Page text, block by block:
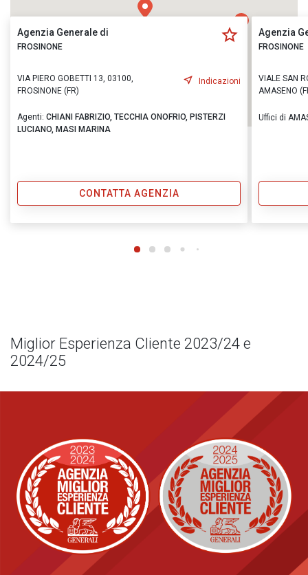
Agenzia Generale di
FROSINONE
VIA PIERO GOBETTI 13, 03100,
FROSINONE (FR)
Indicazioni
Agenti: CHIANI FABRIZIO, TECCHIA ONOFRIO, PISTERZI
LUCIANO, MASI MARINA
CONTATTA AGENZIA
Agenzia
FROSINONE
VIALE SAN
AMASENO
Uffici di
Miglior Esperienza Cliente 2023/24 e
2024/25